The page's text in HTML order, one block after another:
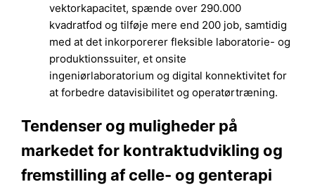
vektorkapacitet, spænde over 290.000
kvadratfod og tilføje mere end 200 job, samtidig
med at det inkorporerer fleksible laboratorie- og
produktionssuiter, et onsite
ingeniørlaboratorium og digital konnektivitet for
at forbedre datavisibilitet og operatørtræning.
Tendenser og muligheder på
markedet for kontraktudvikling og
fremstilling af celle- og genterapi